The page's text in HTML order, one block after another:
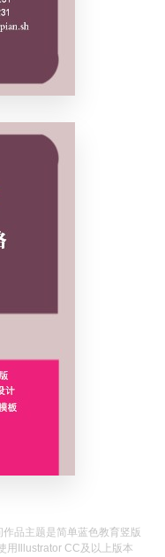
品主题是简单蓝色教育竖版
用Illustrator CC及以上版本